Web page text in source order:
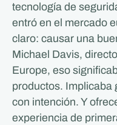
tecnología de
entró en el mercado
claro: causar una
Michael Davis,
Europe, eso
productos. Implicaba
con intención. Y
experiencia de